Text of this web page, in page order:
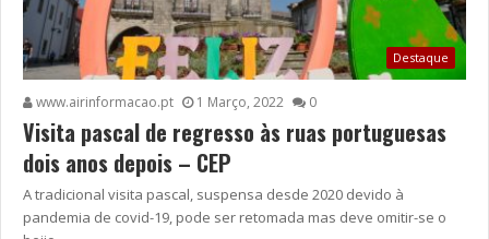
Destaque
www.airinformacao.pt 1 Março, 2022 0
Visita pascal de regresso às ruas portuguesas
dois anos depois – CEP
A tradicional visita pascal, suspensa desde 2020 devido à
pandemia de covid-19, pode ser retomada mas deve omitir-se o